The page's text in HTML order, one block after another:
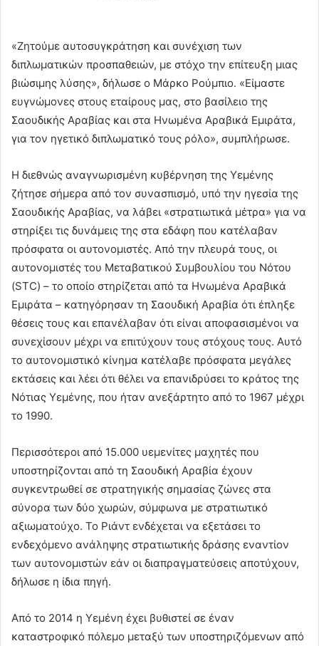
«Ζητούμε αυτοσυγκράτηση και συνέχιση των
διπλωματικών προσπαθειών, με στόχο την επίτευξη μιας
βιώσιμης λύσης», δήλωσε ο Μάρκο Ρούμπιο. «Είμαστε
ευγνώμονες στους εταίρους μας, στο βασίλειο της
Σαουδικής Αραβίας και στα Ηνωμένα Αραβικά Εμιράτα,
για τον ηγετικό διπλωματικό τους ρόλο», συμπλήρωσε.
Η διεθνώς αναγνωρισμένη κυβέρνηση της Υεμένης
ζήτησε σήμερα από τον συνασπισμό, υπό την ηγεσία της
Σαουδικής Αραβίας, να λάβει «στρατιωτικά μέτρα» για να
στηρίξει τις δυνάμεις της στα εδάφη που κατέλαβαν
πρόσφατα οι αυτονομιστές. Από την πλευρά τους, οι
αυτονομιστές του Μεταβατικού Συμβουλίου του Νότου
(STC) – το οποίο στηρίζεται από τα Ηνωμένα Αραβικά
Εμιράτα – κατηγόρησαν τη Σαουδική Αραβία ότι έπληξε
θέσεις τους και επανέλαβαν ότι είναι αποφασισμένοι να
συνεχίσουν μέχρι να επιτύχουν τους στόχους τους. Αυτό
το αυτονομιστικό κίνημα κατέλαβε πρόσφατα μεγάλες
εκτάσεις και λέει ότι θέλει να επανιδρύσει το κράτος της
Νότιας Υεμένης, που ήταν ανεξάρτητο από το 1967 μέχρι
το 1990.
Περισσότεροι από 15.000 υεμενίτες μαχητές που
υποστηρίζονται από τη Σαουδική Αραβία έχουν
συγκεντρωθεί σε στρατηγικής σημασίας ζώνες στα
σύνορα των δύο χωρών, σύμφωνα με στρατιωτικό
αξιωματούχο. Το Ριάντ ενδέχεται να εξετάσει το
ενδεχόμενο ανάληψης στρατιωτικής δράσης εναντίον
των αυτονομιστών εάν οι διαπραγματεύσεις αποτύχουν,
δήλωσε η ίδια πηγή.
Από το 2014 η Υεμένη έχει βυθιστεί σε έναν
καταστροφικό πόλεμο μεταξύ των υποστηριζόμενων από